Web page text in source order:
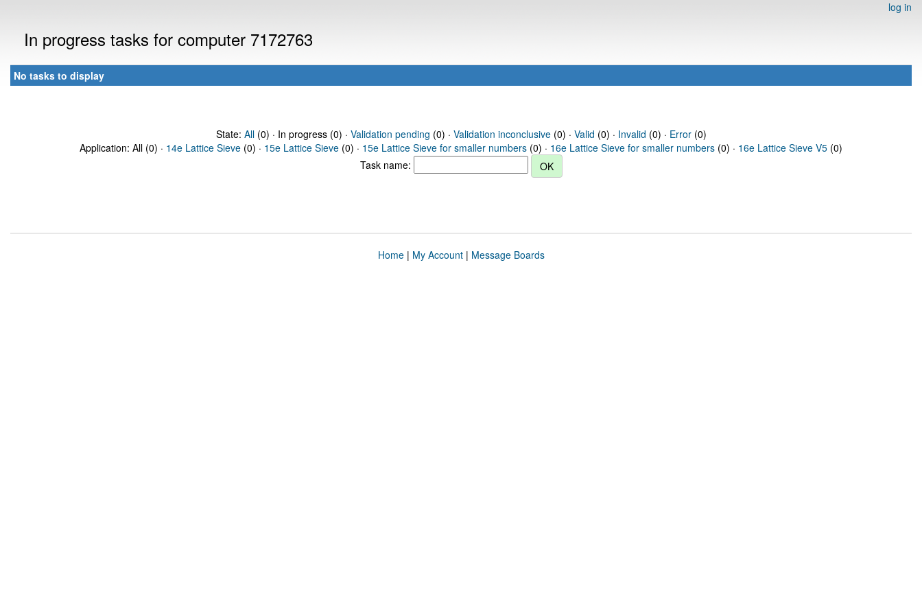
log in
In progress tasks for computer 7172763
No tasks to display
State: All(0) · In progress (0) · Validation pending (0) · Validation inconclusive(0) · Valid (0) · Invalid (0) · Error(0)
Application: All (0) · 14e Lattice Sieve (0) · 15e Lattice Sieve (0) · 15e Lattice Sieve for smaller numbers (0) · 16e Lattice Sieve for smaller numbers (0) · 16e Lattice Sieve V5 (0)
Task name:
Home| My Account| Message Boards